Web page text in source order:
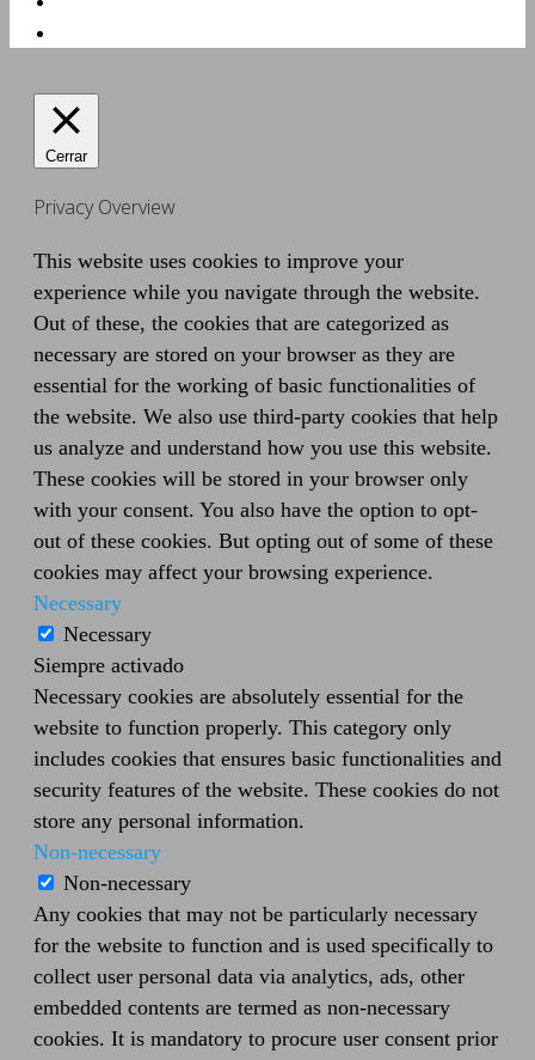
Cerrar
Privacy Overview
This website uses cookies to improve your
experience while you navigate through the website.
Out of these, the cookies that are categorized as
necessary are stored on your browser as they are
essential for the working of basic functionalities of
the website. We also use third-party cookies that help
us analyze and understand how you use this website.
These cookies will be stored in your browser only
with your consent. You also have the option to opt-
out of these cookies. But opting out of some of these
cookies may affect your browsing experience.
Necessary
Necessary
Siempre activado
Necessary cookies are absolutely essential for the
website to function properly. This category only
includes cookies that ensures basic functionalities and
security features of the website. These cookies do not
store any personal information.
Non-necessary
Non-necessary
Any cookies that may not be particularly necessary
for the website to function and is used specifically to
collect user personal data via analytics, ads, other
embedded contents are termed as non-necessary
cookies. It is mandatory to procure user consent prior